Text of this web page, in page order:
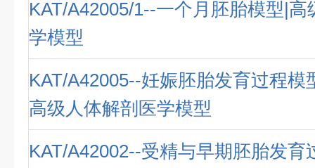
KAT/A42005/1--一个月胚胎模型|高
学模型
KAT/A42005--妊娠胚胎发育过程模
高级人体解剖医学模型
KAT/A42002--受精与早期胚胎发育